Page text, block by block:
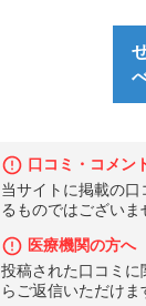
口コミ・コメン
当サイトに掲載の
るものではございま
医療機関の方へ
投稿された口コミ
らご返信いただけま